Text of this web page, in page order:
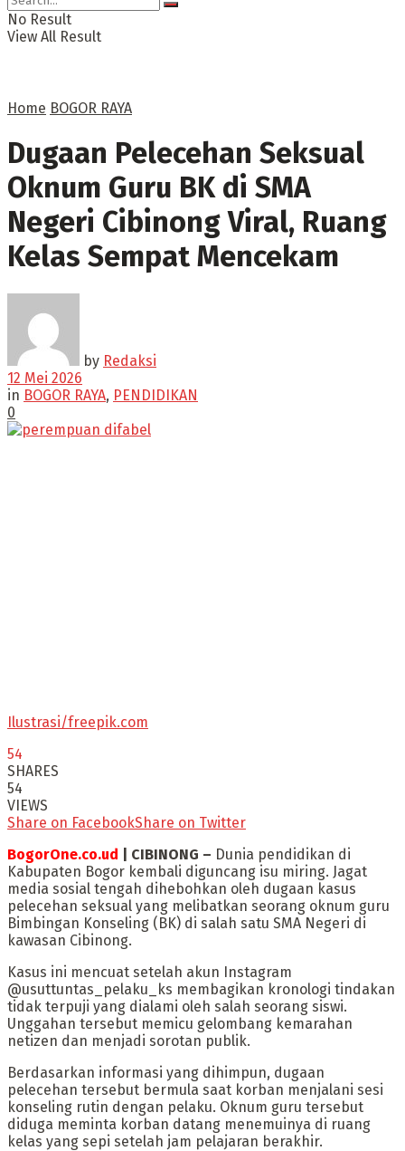
No Result
View All Result
Home BOGOR RAYA
Dugaan Pelecehan Seksual
Oknum Guru BK di SMA
Negeri Cibinong Viral, Ruang
Kelas Sempat Mencekam
by Redaksi
12 Mei 2026
in BOGOR RAYA, PENDIDIKAN
0
Ilustrasi/freepik.com
54
SHARES
54
VIEWS
Share on FacebookShare on Twitter
BogorOne.co.ud | CIBINONG – Dunia pendidikan di
Kabupaten Bogor kembali diguncang isu miring. Jagat
media sosial tengah dihebohkan oleh dugaan kasus
pelecehan seksual yang melibatkan seorang oknum guru
Bimbingan Konseling (BK) di salah satu SMA Negeri di
kawasan Cibinong.
Kasus ini mencuat setelah akun Instagram
@usuttuntas_pelaku_ks membagikan kronologi tindakan
tidak terpuji yang dialami oleh salah seorang siswi.
Unggahan tersebut memicu gelombang kemarahan
netizen dan menjadi sorotan publik.
Berdasarkan informasi yang dihimpun, dugaan
pelecehan tersebut bermula saat korban menjalani sesi
konseling rutin dengan pelaku. Oknum guru tersebut
diduga meminta korban datang menemuinya di ruang
kelas yang sepi setelah jam pelajaran berakhir.